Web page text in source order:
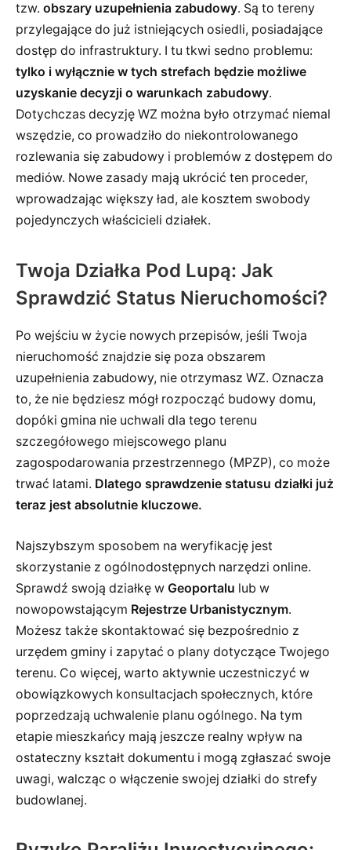
tzw. obszary uzupełnienia zabudowy. Są to tereny
przylegające do już istniejących osiedli, posiadające
dostęp do infrastruktury. I tu tkwi sedno problemu:
tylko i wyłącznie w tych strefach będzie możliwe
uzyskanie decyzji o warunkach zabudowy.
Dotychczas decyzję WZ można było otrzymać niemal
wszędzie, co prowadziło do niekontrolowanego
rozlewania się zabudowy i problemów z dostępem do
mediów. Nowe zasady mają ukrócić ten proceder,
wprowadzając większy ład, ale kosztem swobody
pojedynczych właścicieli działek.
Twoja Działka Pod Lupą: Jak
Sprawdzić Status Nieruchomości?
Po wejściu w życie nowych przepisów, jeśli Twoja
nieruchomość znajdzie się poza obszarem
uzupełnienia zabudowy, nie otrzymasz WZ. Oznacza
to, że nie będziesz mógł rozpocząć budowy domu,
dopóki gmina nie uchwali dla tego terenu
szczegółowego miejscowego planu
zagospodarowania przestrzennego (MPZP), co może
trwać latami. Dlatego sprawdzenie statusu działki już
teraz jest absolutnie kluczowe.
Najszybszym sposobem na weryfikację jest
skorzystanie z ogólnodostępnych narzędzi online.
Sprawdź swoją działkę w Geoportalu lub w
nowopowstającym Rejestrze Urbanistycznym.
Możesz także skontaktować się bezpośrednio z
urzędem gminy i zapytać o plany dotyczące Twojego
terenu. Co więcej, warto aktywnie uczestniczyć w
obowiązkowych konsultacjach społecznych, które
poprzedzają uchwalenie planu ogólnego. Na tym
etapie mieszkańcy mają jeszcze realny wpływ na
ostateczny kształt dokumentu i mogą zgłaszać swoje
uwagi, walcząc o włączenie swojej działki do strefy
budowlanej.